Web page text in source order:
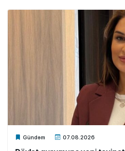
Gündəm 07.08.2026
Xalq.Online